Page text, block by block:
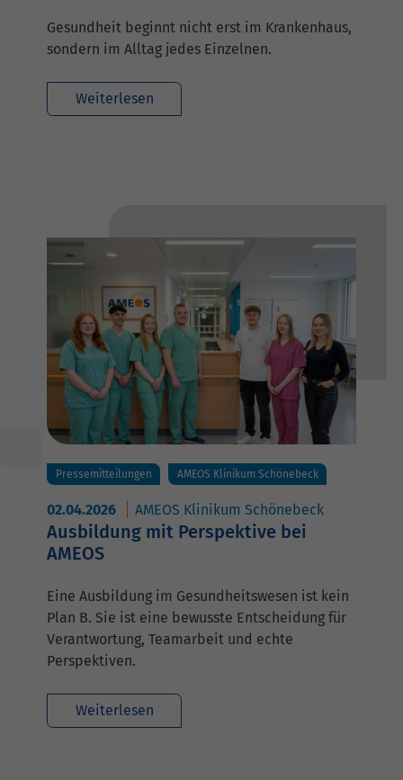
Gesundheit beginnt nicht erst im Krankenhaus,
sondern im Alltag jedes Einzelnen.
Weiterlesen
Pressemitteilungen AMEOS Klinikum Schönebeck
02.04.2026 AMEOS Klinikum Schönebeck
Ausbildung mit Perspektive bei
AMEOS
Eine Ausbildung im Gesundheitswesen ist kein
Plan B. Sie ist eine bewusste Entscheidung für
Verantwortung, Teamarbeit und echte
Perspektiven.
Weiterlesen